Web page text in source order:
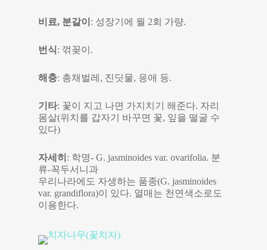
비료, 분갈이 : 성장기에 월 2회 가량.
번식: 꺾꽂이.
해충: 총채벌레, 진딧물, 응애 등.
기타: 꽃이 지고 나면 가지치기 해준다. 자리
몸살(위치를 갑자기 바꾸면 꽃, 잎을 떨굴 수
있다)
자세히 : 학명- G. jasminoides var. ovarifolia. 분
류-꼭두서니과
우리나라에도 자생하는 품종(G. jasminoides
var. grandiflora)이 있다. 열매는 천연색소로도
이용한다.